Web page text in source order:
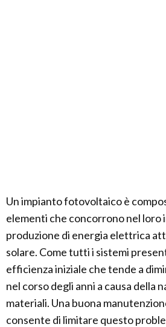
Un impianto fotovoltaico è
elementi che concorrono nel loro
produzione di energia elettrica
solare. Come tutti i sistemi
efficienza iniziale che tende a
nel corso degli anni a causa della
materiali. Una buona
consente di limitare questo